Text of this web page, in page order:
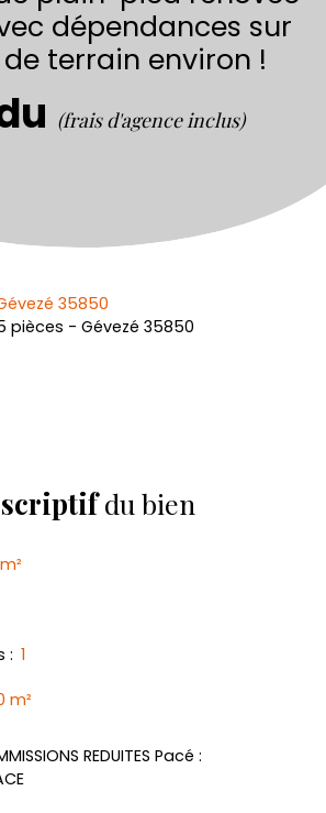
dépendances sur
de terrain environ !
(frais d'agence inclus)
35850
pièces - Gévezé 35850
du bien
m²
: 1
m²
REDUITES Pacé :